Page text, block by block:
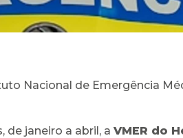
Nacional de Emergência
janeiro a abril, a VMER do